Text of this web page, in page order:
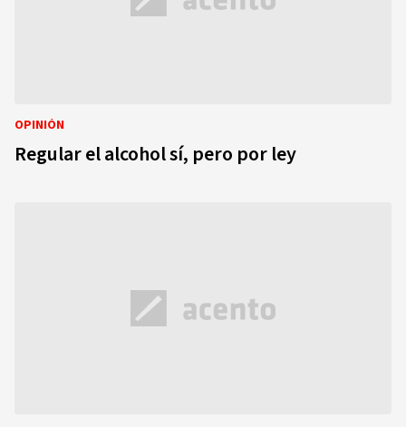
OPINIÓN
Regular el alcohol sí, pero por ley